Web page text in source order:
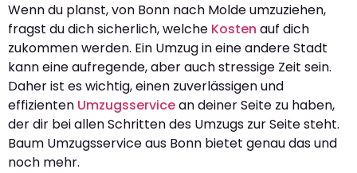
Wenn du planst, von Bonn nach Molde umzuziehen,
fragst du dich sicherlich, welche Kosten auf dich
zukommen werden. Ein Umzug in eine andere Stadt
kann eine aufregende, aber auch stressige Zeit sein.
Daher ist es wichtig, einen zuverlässigen und
effizienten Umzugsservicean deiner Seite zu haben,
der dir bei allen Schritten des Umzugs zur Seite steht.
Baum Umzugsservice aus Bonn bietet genau das und
noch mehr.